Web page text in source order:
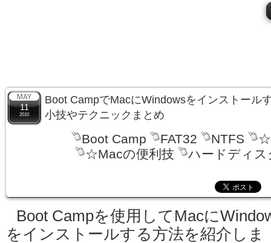
11
2010
Boot CampでMacにWindowsをインストール
小技やテクニックまとめ
Boot Camp FAT32 NTFS
☆Macの便利技
ハードディス
Boot Campを使用してMacに
をインストールする方法を紹介しま